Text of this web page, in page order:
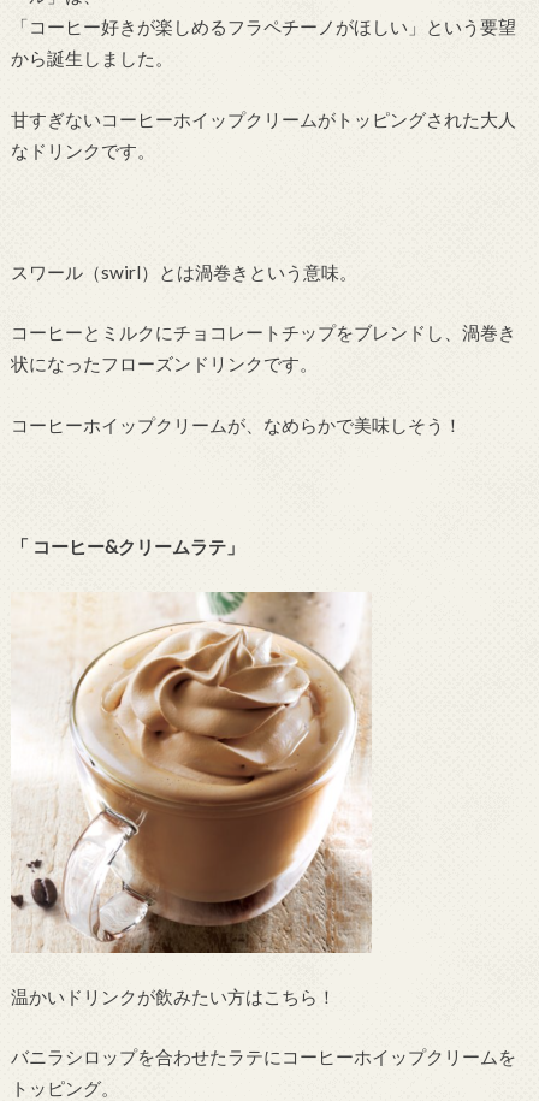
「コーヒー好きが楽しめるフラペチーノがほしい」という要望
から誕生しました。
甘すぎないコーヒーホイップクリームがトッピングされた大人
なドリンクです。
スワール（swirl）とは渦巻きという意味。
コーヒーとミルクにチョコレートチップをブレンドし、渦巻き
状になったフローズンドリンクです。
コーヒーホイップクリームが、なめらかで美味しそう！
「 コーヒー&クリームラテ」
温かいドリンクが飲みたい方はこちら！
バニラシロップを合わせたラテにコーヒーホイップクリームを
トッピング。